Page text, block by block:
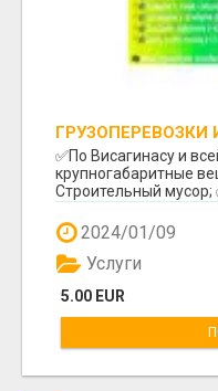
ГРУЗОПЕРЕВОЗКИ
✅️По Висагинасу и
крупногабаритные
Строительный мусор;
2024/01/09
5.00 EUR
Услуги